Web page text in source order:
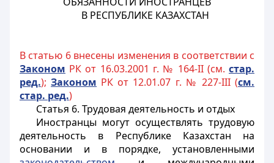
В РЕСПУБЛИКЕ КАЗАХСТАН
В статью 6 внесены изменения в соответствии с
Законом РК от 16.03.2001 г. № 164-II (см. стар.
ред.);Законом РК от 12.01.07 г. № 227-III (см.
стар. ред.)
Статья 6. Трудовая деятельность и отдых
Иностранцымогут осуществлять трудовую
деятельность в Республике Казахстан на
основании и в порядке, установленными